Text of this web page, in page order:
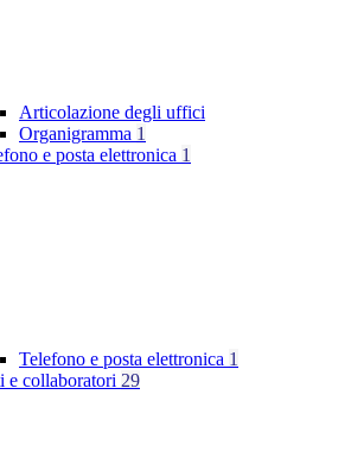
Articolazione degli uffici
Organigramma 1
e posta elettronica 1
Telefono e posta elettronica 1
e collaboratori 29